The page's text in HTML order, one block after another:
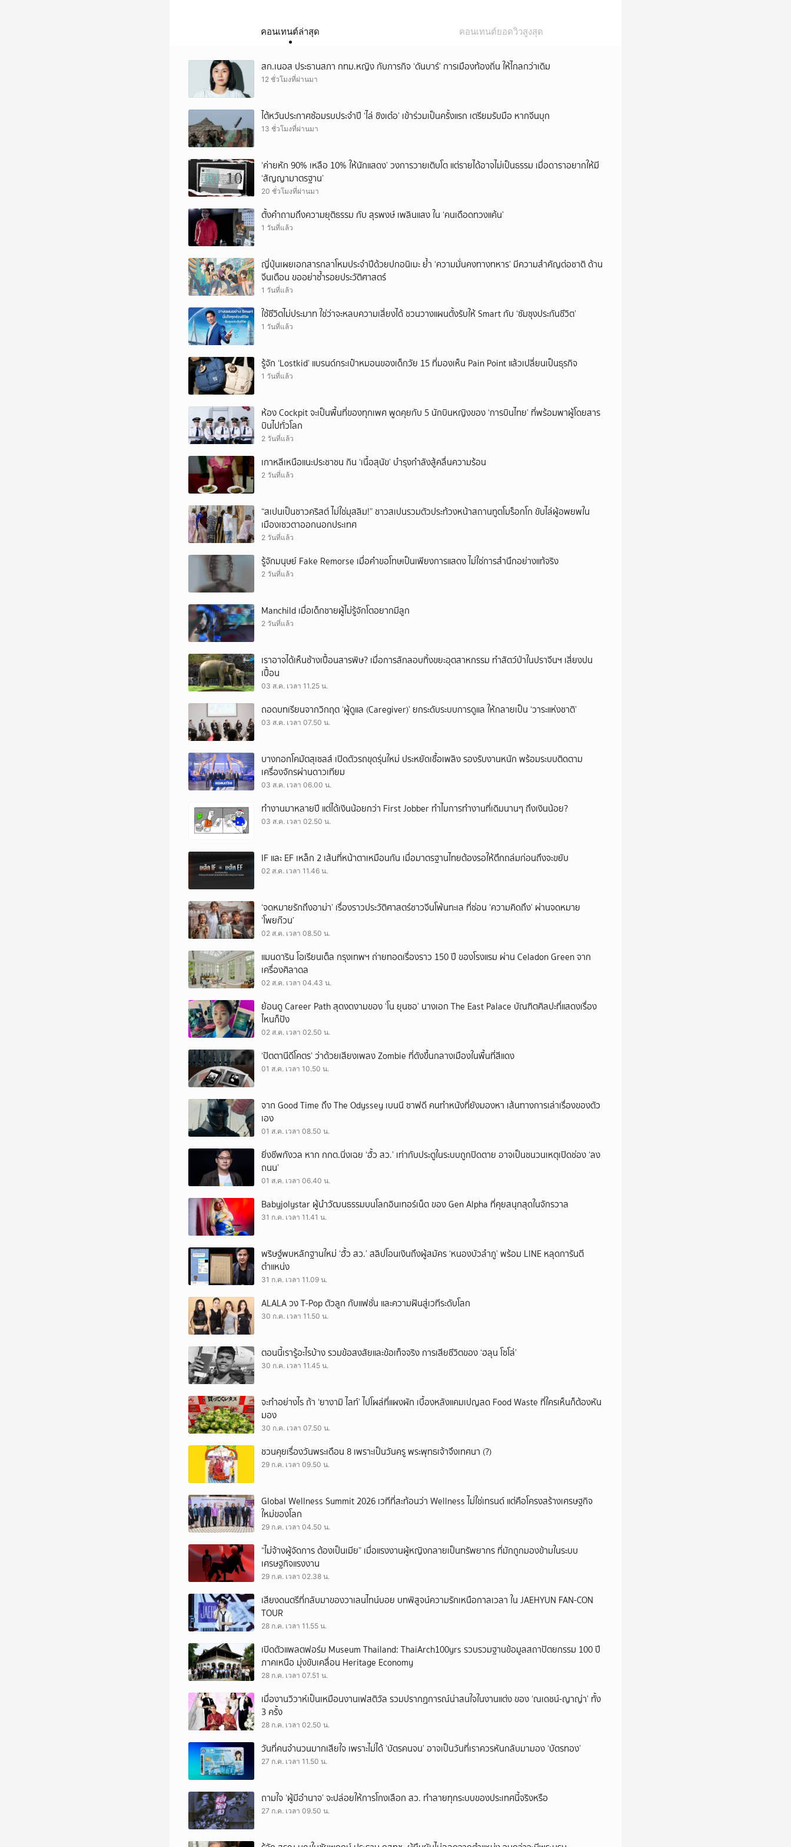
คอนเทนต์ล่าสุด คอนเทนต์ยอดวิวสูงสุด
สก.เนอส ประธานสภา กทม.หญิง กับภารกิจ ‘ดันบาร์’ การเมืองท้องถิ่น ให้ไกลกว่าเดิม
12 ชั่วโมงที่ผ่านมา
ไต้หวันประกาศซ้อมรบประจำปี ‘ไล่ ชิงเต๋อ’ เข้าร่วมเป็นครั้งแรก เตรียมรับมือ หากจีนบุก
13 ชั่วโมงที่ผ่านมา
‘ค่ายหัก 90% เหลือ 10% ให้นักแสดง’ วงการวายเติบโต แต่รายได้อาจไม่เป็นธรรม เมื่อดาราอยากให้มี
‘สัญญามาตรฐาน’
20 ชั่วโมงที่ผ่านมา
ตั้งคำถามถึงความยุติธรรม กับ สุรพงษ์ เพลินแสง ใน ‘คนเดือดทวงแค้น’
1 วันที่แล้ว
ญี่ปุ่นเผยเอกสารกลาโหมประจำปีด้วยปกอนิเมะ ย้ำ ‘ความมั่นคงทางทหาร’ มีความสำคัญต่อชาติ ด้าน
จีนเตือน ขออย่าซ้ำรอยประวัติศาสตร์
1 วันที่แล้ว
ใช้ชีวิตไม่ประมาท ใช่ว่าจะหลบความเสี่ยงได้ ชวนวางแผนตั้งรับให้ Smart กับ ‘ซัมซุงประกันชีวิต’
1 วันที่แล้ว
รู้จัก ‘Lostkid’ แบรนด์กระเป๋าหมอนของเด็กวัย 15 ที่มองเห็น Pain Point แล้วเปลี่ยนเป็นธุรกิจ
1 วันที่แล้ว
ห้อง Cockpit จะเป็นพื้นที่ของทุกเพศ พูดคุยกับ 5 นักบินหญิงของ ‘การบินไทย’ ที่พร้อมพาผู้โดยสาร
บินไปทั่วโลก
2 วันที่แล้ว
เกาหลีเหนือแนะประชาชน กิน ‘เนื้อสุนัข’ บำรุงกำลังสู้คลื่นความร้อน
2 วันที่แล้ว
“สเปนเป็นชาวคริสต์ ไม่ใช่มุสลิม!” ชาวสเปนรวมตัวประท้วงหน้าสถานทูตโมร็อกโก ขับไล่ผู้อพยพใน
เมืองเซวตาออกนอกประเทศ
2 วันที่แล้ว
รู้จักมนุษย์ Fake Remorse เมื่อคำขอโทษเป็นเพียงการแสดง ไม่ใช่การสำนึกอย่างแท้จริง
2 วันที่แล้ว
Manchild เมื่อเด็กชายผู้ไม่รู้จักโตอยากมีลูก
2 วันที่แล้ว
เราอาจได้เห็นช้างเปื้อนสารพิษ? เมื่อการลักลอบทิ้งขยะอุตสาหกรรม ทำสัตว์ป่าในปราจีนฯ เสี่ยงปน
เปื้อน
03 ส.ค. เวลา 11.25 น.
ถอดบทเรียนจากวิกฤต ‘ผู้ดูแล (Caregiver)’ ยกระดับระบบการดูแล ให้กลายเป็น ‘วาระแห่งชาติ’
03 ส.ค. เวลา 07.50 น.
บางกอกโคมัตสุเซลส์ เปิดตัวรถขุดรุ่นใหม่ ประหยัดเชื้อเพลิง รองรับงานหนัก พร้อมระบบติดตาม
เครื่องจักรผ่านดาวเทียม
03 ส.ค. เวลา 06.00 น.
ทำงานมาหลายปี แต่ได้เงินน้อยกว่า First Jobber ทำไมการทำงานที่เดิมนานๆ ถึงเงินน้อย?
03 ส.ค. เวลา 02.50 น.
IF และ EF เหล็ก 2 เส้นที่หน้าตาเหมือนกัน เมื่อมาตรฐานไทยต้องรอให้ตึกถล่มก่อนถึงจะขยับ
02 ส.ค. เวลา 11.46 น.
‘จดหมายรักถึงอาม่า’ เรื่องราวประวัติศาสตร์ชาวจีนโพ้นทะเล ที่ซ่อน ‘ความคิดถึง’ ผ่านจดหมาย
‘โพยก๊วน’
02 ส.ค. เวลา 08.50 น.
แมนดาริน โอเรียนเต็ล กรุงเทพฯ ถ่ายทอดเรื่องราว 150 ปี ของโรงแรม ผ่าน Celadon Green จาก
เครื่องศิลาดล
02 ส.ค. เวลา 04.43 น.
ย้อนดู Career Path สุดงดงามของ ‘โน ยุนซอ’ นางเอก The East Palace บัณฑิตศิลปะที่แสดงเรื่อง
ไหนก็ปัง
02 ส.ค. เวลา 02.50 น.
‘ปัตตานีดีโคตร’ ว่าด้วยเสียงเพลง Zombie ที่ดังขึ้นกลางเมืองในพื้นที่สีแดง
01 ส.ค. เวลา 10.50 น.
จาก Good Time ถึง The Odyssey เบนนี ซาฟดี คนทำหนังที่ยังมองหา เส้นทางการเล่าเรื่องของตัว
เอง
01 ส.ค. เวลา 08.50 น.
ยิ่งชีพกังวล หาก กกต.นิ่งเฉย ‘ฮั้ว สว.’ เท่ากับประตูในระบบถูกปิดตาย อาจเป็นชนวนเหตุเปิดช่อง ‘ลง
ถนน’
01 ส.ค. เวลา 06.40 น.
Babyjolystar ผู้นำวัฒนธรรมบนโลกอินเทอร์เน็ต ของ Gen Alpha ที่คุยสนุกสุดในจักรวาล
31 ก.ค. เวลา 11.41 น.
พริษฐ์พบหลักฐานใหม่ ‘ฮั้ว สว.’ สลิปโอนเงินถึงผู้สมัคร ‘หนองบัวลำภู’ พร้อม LINE หลุดการันตี
ตำแหน่ง
31 ก.ค. เวลา 11.09 น.
ALALA วง T-Pop ตัวลูก กับแฟชั่น และความฝันสู่เวทีระดับโลก
30 ก.ค. เวลา 11.50 น.
ตอนนี้เรารู้อะไรบ้าง รวมข้อสงสัยและข้อเท็จจริง การเสียชีวิตของ ‘ฮลุน โซโล่’
30 ก.ค. เวลา 11.45 น.
จะทำอย่างไร ถ้า ‘ยางามิ ไลท์’ ไปโผล่ที่แผงผัก เบื้องหลังแคมเปญลด Food Waste ที่ใครเห็นก็ต้องหัน
มอง
30 ก.ค. เวลา 07.50 น.
ชวนคุยเรื่องวันพระเดือน 8 เพราะเป็นวันครู พระพุทธเจ้าจึงเทศนา (?)
29 ก.ค. เวลา 09.50 น.
Global Wellness Summit 2026 เวทีที่สะท้อนว่า Wellness ไม่ใช่เทรนด์ แต่คือโครงสร้างเศรษฐกิจ
ใหม่ของโลก
29 ก.ค. เวลา 04.50 น.
“ไม่จ้างผู้จัดการ ต้องเป็นเมีย” เมื่อแรงงานผู้หญิงกลายเป็นทรัพยากร ที่มักถูกมองข้ามในระบบ
เศรษฐกิจแรงงาน
29 ก.ค. เวลา 02.38 น.
เสียงดนตรีที่กลับมาของวาเลนไทน์บอย บทพิสูจน์ความรักเหนือกาลเวลา ใน JAEHYUN FAN-CON
TOUR
28 ก.ค. เวลา 11.55 น.
เปิดตัวแพลตฟอร์ม Museum Thailand: ThaiArch100yrs รวบรวมฐานข้อมูลสถาปัตยกรรม 100 ปี
ภาคเหนือ มุ่งขับเคลื่อน Heritage Economy
28 ก.ค. เวลา 07.51 น.
เมื่องานวิวาห์เป็นเหมือนงานเฟสติวัล รวมปรากฏการณ์น่าสนใจในงานแต่ง ของ ‘ณเดชน์-ญาญ่า’ ทั้ง
3 ครั้ง
28 ก.ค. เวลา 02.50 น.
วันที่คนจำนวนมากเสียใจ เพราะไม่ได้ ‘บัตรคนจน’ อาจเป็นวันที่เราควรหันกลับมามอง ‘บัตรทอง’
27 ก.ค. เวลา 11.50 น.
ถามใจ ‘ผู้มีอำนาจ’ จะปล่อยให้การโกงเลือก สว. ทำลายทุกระบบของประเทศนี้จริงหรือ
27 ก.ค. เวลา 09.50 น.